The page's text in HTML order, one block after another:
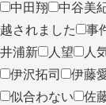
中田翔
中谷美
越されました
事
井浦新
人望 人
伊沢拓司
伊藤
似合わない
佐